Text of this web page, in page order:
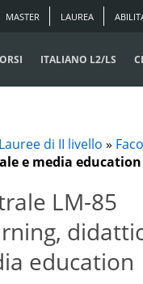
MASTER LAUREA
ITALIANO L2/LS
Lauree di II livello »
e media education
LM-85
education